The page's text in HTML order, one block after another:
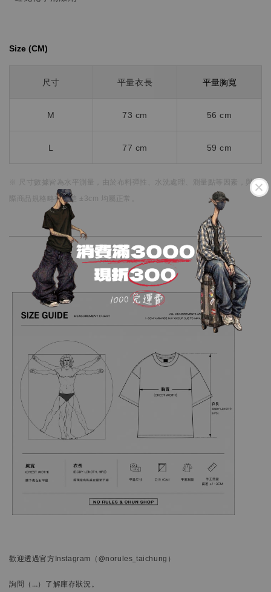
Size (CM)⁡⁡
尺寸 平量衣長 平量胸寬
M 73 cm 56 cm
L 77 cm 59 cm
※ 尺寸數據皆為水平測量， 由於布料彈性、水洗處理、測量點等因素，
與實
際商品規格略有誤差 ±3cm 均屬正常。
歡迎透過官方Instagram （@norules_taichung）
詢問 （…） 了解庫存狀況。